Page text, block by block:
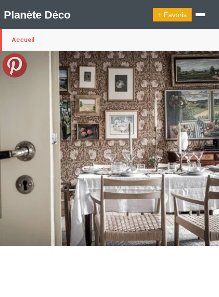
Planète Déco + Favoris
🛍︎ Shop Planète Déco ℹ︎ À propos
Appartement Design Belgique
Cabanes
Decoration Noël
Design Suédois En Quelques Photos
Idées Déco En 10 Photos
La Semaine Décoration Et Design
Maison En Ville
Méli-Mélo Suédois
Publi Reportage
Tendance
Interieurs Scandinaves
La Décoration Selon Votre Signe Astrologique
Les Trouvailles Déco Du Jour
Loft
Maison Appartement Écologique
Maison Container/container House
Maison D'hôtes
Maison Et Appartement Vintage
On Décode La Déco
Piscine Question De Style
Renovation
Revue De Week End
Tiny House
Accueil